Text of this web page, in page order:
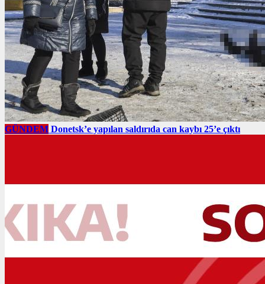
GÜNDEM Donetsk’e yapılan saldırıda can kaybı 25’e çıktı